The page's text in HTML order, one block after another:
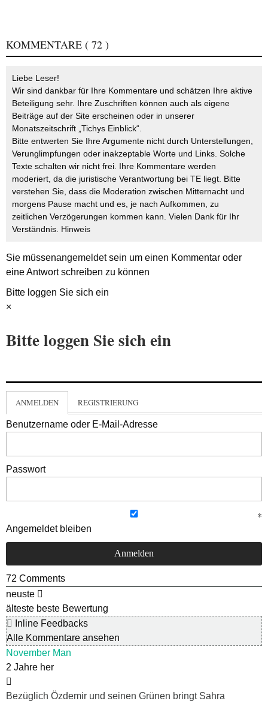
KOMMENTARE ( 72 )
Liebe Leser!
Wir sind dankbar für Ihre Kommentare und schätzen Ihre aktive
Beteiligung sehr. Ihre Zuschriften können auch als eigene
Beiträge auf der Site erscheinen oder in unserer
Monatszeitschrift „Tichys Einblick“.
Bitte entwerten Sie Ihre Argumente nicht durch Unterstellungen,
Verunglimpfungen oder inakzeptable Worte und Links. Solche
Texte schalten wir nicht frei. Ihre Kommentare werden
moderiert, da die juristische Verantwortung bei TE liegt. Bitte
verstehen Sie, dass die Moderation zwischen Mitternacht und
morgens Pause macht und es, je nach Aufkommen, zu
zeitlichen Verzögerungen kommen kann. Vielen Dank für Ihr
Verständnis. Hinweis
Sie müssenangemeldetsein um einen Kommentar oder
eine Antwort schreiben zu können
Bitte loggen Sie sich ein
×
Bitte loggen Sie sich ein
ANMELDEN REGISTRIERUNG
Benutzername oder E-Mail-Adresse
Passwort
Angemeldet bleiben
72 Comments
neuste
älteste beste Bewertung
Inline Feedbacks
Alle Kommentare ansehen
November Man
2 Jahre her
Bezüglich Özdemir und seinen Grünen bringt Sahra